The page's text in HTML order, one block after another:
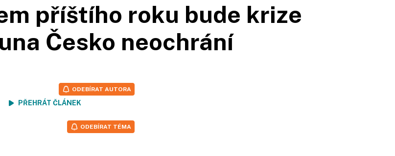
příštího roku bude krize
Česko neochrání
PŘEHRÁT ČLÁNEK
ODEBÍRAT AUTORA
ODEBÍRAT TÉMA